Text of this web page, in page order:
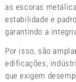
as escoras
estabilidade e
garantindo a
Por isso, são
edificações,
que exigem